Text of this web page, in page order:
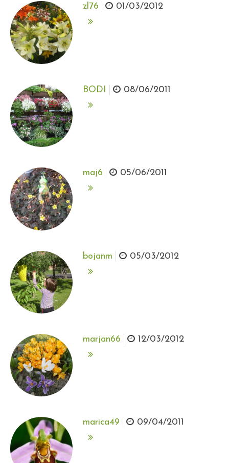
zl76 01/03/2012
BODI 08/06/2011
maj6 05/06/2011
bojanm 05/03/2012
marjan66 12/03/2012
marica49 09/04/2011